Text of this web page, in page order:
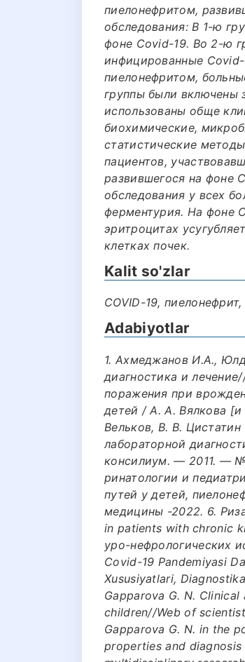
пиелонефритом,
обследования: В 1-ю
фоне Covid-19. Во 2-ю
инфицированные
пиелонефритом,
группы были включены
использованы обще
биохимические,
статистические
пациентов,
развившегося на фоне
обследования у всех
ферментурия. На фоне
эритроцитах
клетках почек.
Kalit so'zlar
COVID-19,
Adabiyotlar
1. Ахмеджанов И.А.,
диагностика и
поражения при
детей / А. А. Вялкова
Вельков, В. В.
лабораторной
консилиум. — 2011. — №
ринатологии и
путей у детей,
медицины -2022. 6.
in patients with chronic
уро-нефрологических
Сovid-19 Pandemiyasi
Xususiyatlari,
Gapparova G. N.
children//Web of
Gapparova G. N. in the
properties and